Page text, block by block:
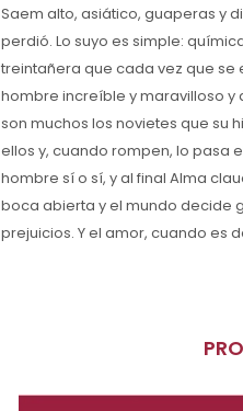
Saem alto, asiático, guaperas y
perdió. Lo suyo es simple:
treintañera que cada vez que se
hombre increíble y maravilloso y
son muchos los novietes que su
ellos y, cuando rompen, lo pasa
hombre sí o sí, y al final Alma
boca abierta y el mundo decide
prejuicios. Y el amor, cuando es